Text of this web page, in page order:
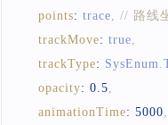
points: trace
// 路线
trackMove: true
trackType: SysEnum
opacity: 0.5
animationTime: 5000